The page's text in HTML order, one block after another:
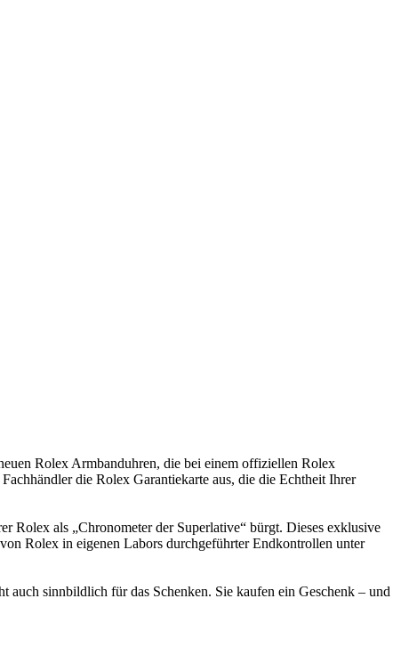
Rolex Armbanduhren, die bei einem offiziellen Rolex
die Rolex Garantiekarte aus, die die Echtheit Ihrer
Rolex als „Chronometer der Superlative“ bürgt. Dieses exklusive
Rolex in eigenen Labors durchgeführter Endkontrollen unter
auch sinnbildlich für das Schenken. Sie kaufen ein Geschenk – und